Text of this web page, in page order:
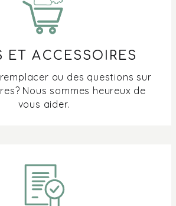
ET ACCESSOIRES
ou des questions sur
Nous sommes heureux de
vous aider.